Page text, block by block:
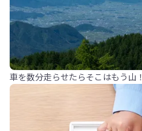
車を数分走らせたらそこはもう山！